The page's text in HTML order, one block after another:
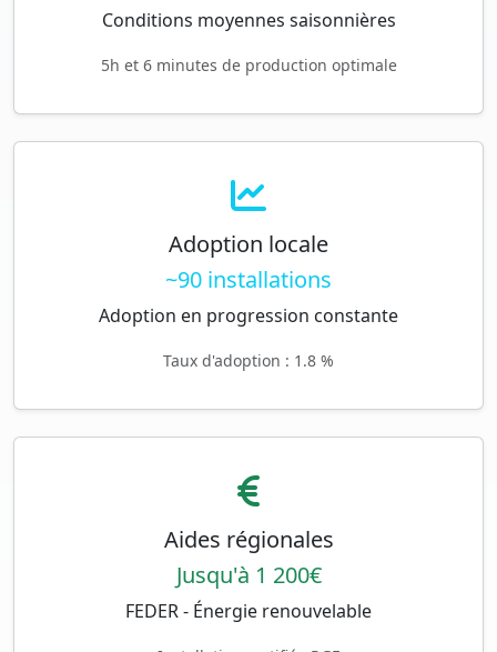
Conditions moyennes saisonnières
5h et 6 minutes de production optimale
Adoption locale
~90 installations
Adoption en progression constante
Taux d'adoption : 1.8 %
Aides régionales
Jusqu'à 1 200€
FEDER - Énergie renouvelable